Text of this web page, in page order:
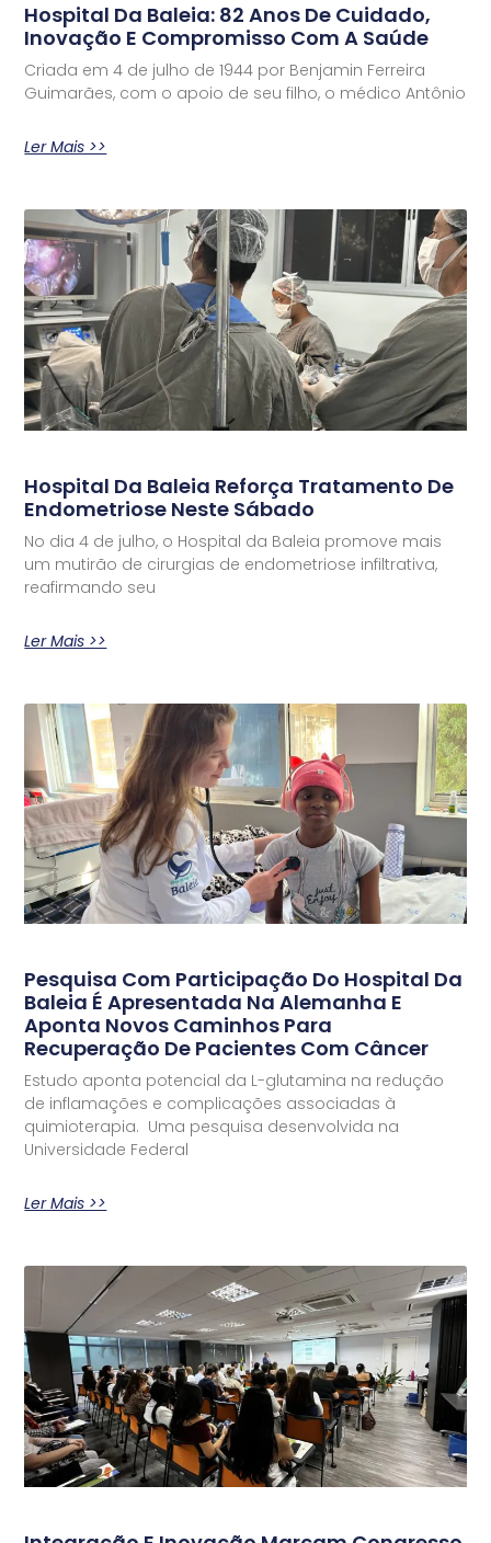
Hospital Da Baleia: 82 Anos De Cuidado,
Inovação E Compromisso Com A Saúde
Criada em 4 de julho de 1944 por Benjamin Ferreira
Guimarães, com o apoio de seu filho, o médico Antônio
Ler Mais >>
Hospital Da Baleia Reforça Tratamento De
Endometriose Neste Sábado
No dia 4 de julho, o Hospital da Baleia promove mais
um mutirão de cirurgias de endometriose infiltrativa,
reafirmando seu
Ler Mais >>
Pesquisa Com Participação Do Hospital Da
Baleia É Apresentada Na Alemanha E
Aponta Novos Caminhos Para
Recuperação De Pacientes Com Câncer
Estudo aponta potencial da L-glutamina na redução
de inflamações e complicações associadas à
quimioterapia. Uma pesquisa desenvolvida na
Universidade Federal
Ler Mais >>